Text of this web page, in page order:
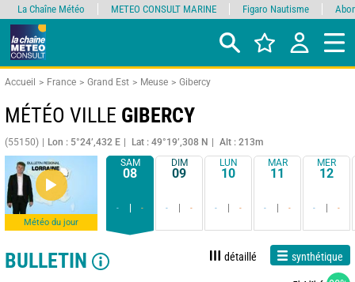
Accueil France Grand Est Meuse Gibercy
MÉTÉO VILLE GIBERCY
(55150) Lon : 5°24’,432 E Lat : 49°19’,308 N Alt : 213m
Météo du jour
SAM
08
- -
DIM
09
- -
LUN
10
- -
MAR
11
- -
MER
12
- -
BULLETIN détaillé synthétique
La Chaîne Météo METEO CONSULT MARINE Figaro Nautisme